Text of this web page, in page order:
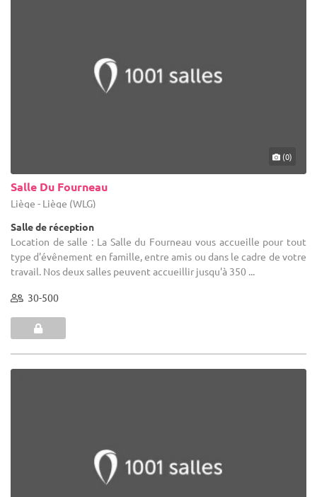
(0)
Salle Du Fourneau
Liège - Liège (WLG)
Salle de réception
Location de salle : La Salle du Fourneau vous accueille pour tout
type d'évênement en famille, entre amis ou dans le cadre de votre
travail. Nos deux salles peuvent accueillir jusqu'à 350 ...
30-500